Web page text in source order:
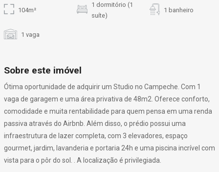
104m²
1 dormitório (1
suíte)
1 banheiro
1 vaga
Sobre este imóvel
Ótima oportunidade de adquirir um Studio no Campeche. Com 1
vaga de garagem e uma área privativa de 48m2. Oferece conforto,
comodidade e muita rentabilidade para quem pensa em uma renda
passiva através do Airbnb. Além disso, o prédio possui uma
infraestrutura de lazer completa, com 3 elevadores, espaço
gourmet, jardim, lavanderia e portaria 24h e uma piscina incrível com
vista para o pôr do sol. . A localização é privilegiada.